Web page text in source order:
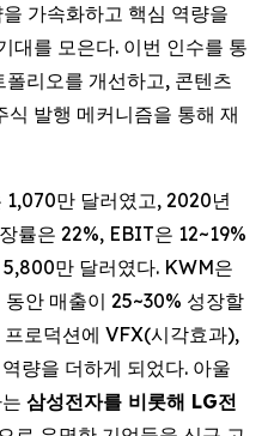
가속화하고 핵심 역량을
대를 모은다. 이번 인수를 통
리오를 개선하고, 콘텐츠
발행 메커니즘을 통해 재
만 달러였고, 2020년
률은 22%, EBIT은 12~19%
만 달러였다. KWM은
안 매출이 25~30% 성장할
로덕션에 VFX(시각효과),
량을 더하게 되었다. 아울
삼성전자를 비롯해 LG전